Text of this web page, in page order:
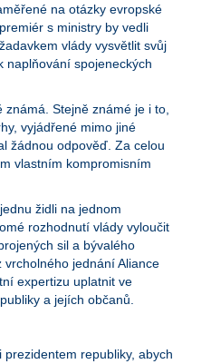
na otázky evropské
s ministry by vedli
vlády vysvětlit svůj
naplňování spojeneckých
Stejně známé je i to,
vyjádřené mimo jiné
žádnou odpověď. Za celou
vlastním kompromisním
židli na jednom
rozhodnutí vlády vyloučit
sil a bývalého
vrcholného jednání Aliance
expertizu uplatnit ve
a jejích občanů.
republiky, abych